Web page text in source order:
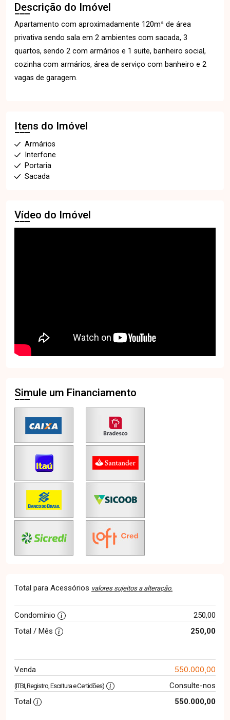
Descrição do Imóvel
Apartamento com aproximadamente 120m² de área
privativa sendo sala em 2 ambientes com sacada, 3
quartos, sendo 2 com armários e 1 suite, banheiro social,
cozinha com armários, área de serviço com banheiro e 2
vagas de garagem.
Itens do Imóvel
Armários
Interfone
Portaria
Sacada
Vídeo do Imóvel
Simule um Financiamento
Total para Acessórios valores sujeitos a alteração.
Condomínio
250,00
Total / Mês
250,00
Venda 550.000,00
(ITBI, Registro, Escritura e Certidões)
Consulte-nos
Total
550.000,00